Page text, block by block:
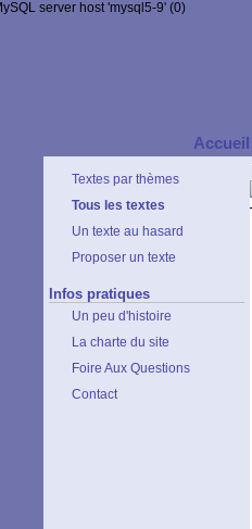
server host 'mysql5-9' (0)
Accueil
Textes par thèmes
Tous les textes
Un texte au hasard
Proposer un texte
Infos pratiques
Un peu d'histoire
La charte du site
Foire Aux Questions
Contact